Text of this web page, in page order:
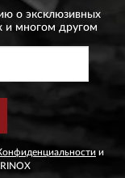
о эксклюзивных
и многом другом
и